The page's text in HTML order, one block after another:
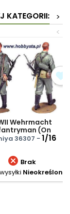
KATEGORII:
>
<
Wehrmacht
(On
Maneuver)
36307 - 1/16
 Brak
Nieokreślony